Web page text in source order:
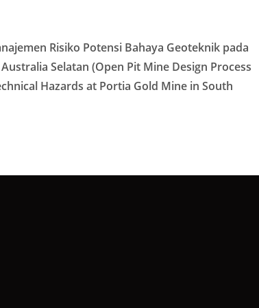
Risiko Potensi Bahaya Geoteknik pada
Selatan (Open Pit Mine Design Process
Hazards at Portia Gold Mine in South